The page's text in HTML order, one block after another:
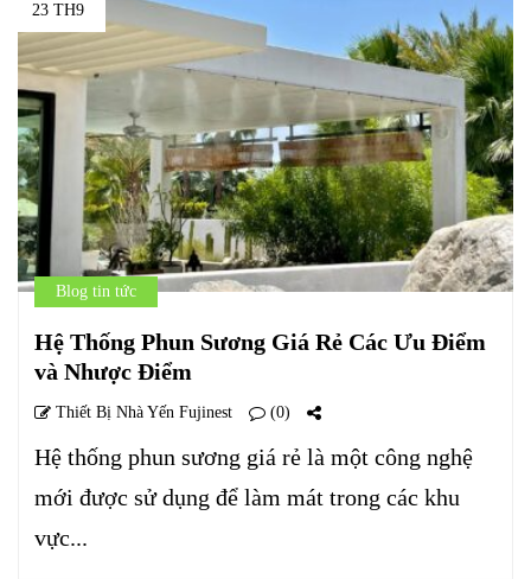
23 TH9
Blog tin tức
Hệ Thống Phun Sương Giá Rẻ Các Ưu Điểm
và Nhược Điểm
Thiết Bị Nhà Yến Fujinest (0)
Hệ thống phun sương giá rẻ là một công nghệ
mới được sử dụng để làm mát trong các khu
vực...